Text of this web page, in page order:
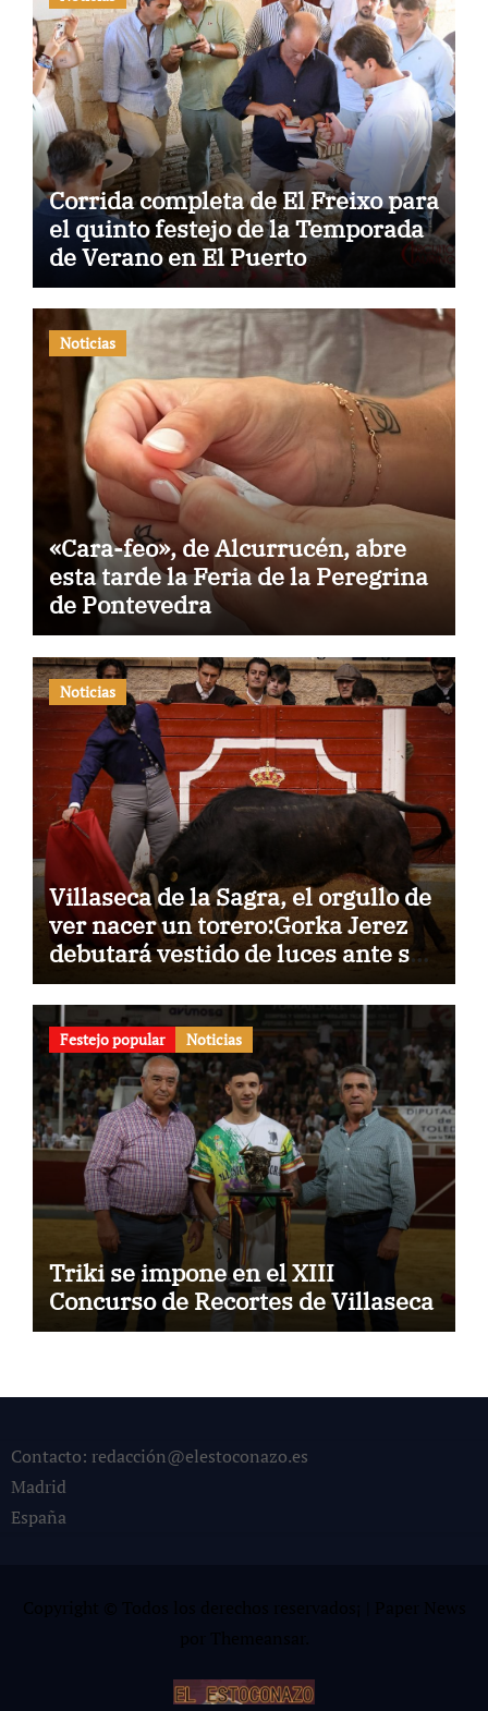
Corrida completa de El Freixo para
el quinto festejo de la Temporada
de Verano en El Puerto
Noticias
«Cara-feo», de Alcurrucén, abre
esta tarde la Feria de la Peregrina
de Pontevedra
Noticias
Villaseca de la Sagra, el orgullo de
ver nacer un torero:Gorka Jerez
debutará vestido de luces ante su
pueblo
Festejo popular Noticias
Triki se impone en el XIII
Concurso de Recortes de Villaseca
Contacto: redacción@elestoconazo.es
Madrid
España